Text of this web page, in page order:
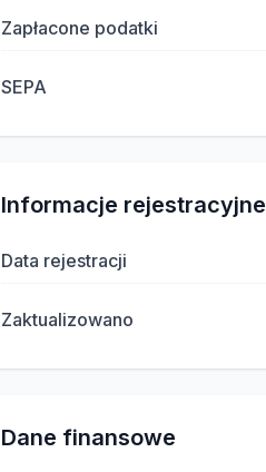
Zapłacone podatki
SEPA
Informacje rejestracyjne
Data rejestracji
Zaktualizowano
Dane finansowe